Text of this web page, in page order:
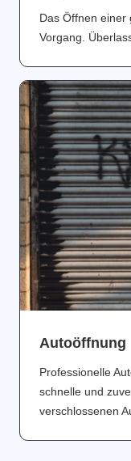
Das Öffnen einer
Vorgang.
Аutoöffnung
Professionelle
schnelle und
verschlossenen